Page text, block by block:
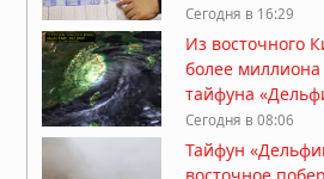
Сегодня в 16:29
Из восточного
более миллиона
тайфуна
Сегодня в 08:06
Тайфун